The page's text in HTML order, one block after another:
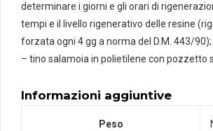
determinare i giorni e gli orari di
tempi e il livello rigenerativo delle resine
forzata ogni 4 gg a norma del D.M. 443/90);
– tino salamoia in polietilene con pozzetto
Informazioni aggiuntive
Peso